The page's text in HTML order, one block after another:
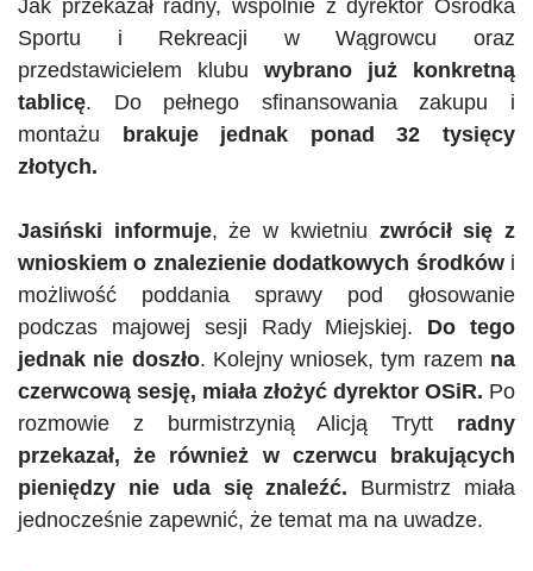
Jak przekazał radny, wspólnie z dyrektor Ośrodka
Sportu i Rekreacji w Wągrowcu oraz
przedstawicielem klubu wybrano już konkretną
tablicę. Do pełnego sfinansowania zakupu i
montażu brakuje jednak ponad 32 tysięcy
złotych.
Jasiński informuje, że w kwietniu zwrócił się z
wnioskiem o znalezienie dodatkowych środkówi
możliwość poddania sprawy pod głosowanie
podczas majowej sesji Rady Miejskiej. Do tego
jednak nie doszło. Kolejny wniosek, tym razem na
czerwcową sesję, miała złożyć dyrektor OSiR. Po
rozmowie z burmistrzynią AlicjąTrytt
radny
przekazał, że również w czerwcu brakujących
pieniędzy nie uda się znaleźć. Burmistrz miała
jednocześnie zapewnić, że temat ma na uwadze.